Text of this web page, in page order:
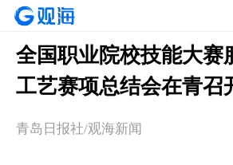
全国职业院校技能大赛
工艺赛项总结会在青召
青岛日报社/观海新闻